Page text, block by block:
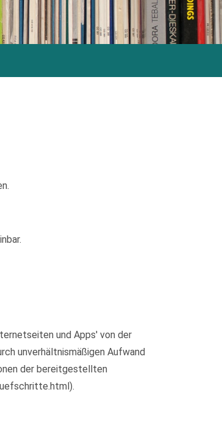
und Apps' von der
unverhältnismäßigen Aufwand
der bereitgestellten